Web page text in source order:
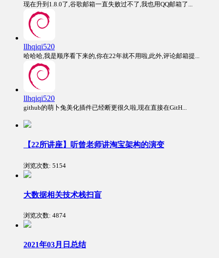
现在升到1.8.0了,谷歌邮箱一直失败过不了,我也用QQ邮箱了...
llhqiqi520
哈哈哈,我是顺序看下来的,你在22年就不用啦,此外,评论邮箱提...
llhqiqi520
github的萌卜兔美化插件已经断更很久啦,现在直接在GitH...
【22所讲座】听曾老师讲淘宝架构的演变
浏览次数: 5154
大数据相关技术栈扫盲
浏览次数: 4874
2021年03月日总结